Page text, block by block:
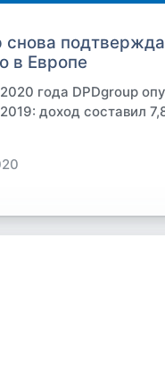
снова
в Европе
года DPDgroup
доход составил